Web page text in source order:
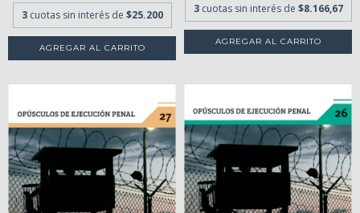
3 cuotas sin interés de $25.200 3 cuotas sin interés de $8.166,67